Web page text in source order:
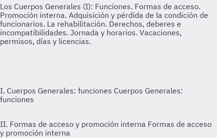
I. Cuerpos Generales: funciones Cuerpos Generales:
funciones
II. Formas de acceso y promoción interna Formas de acceso
y promoción interna